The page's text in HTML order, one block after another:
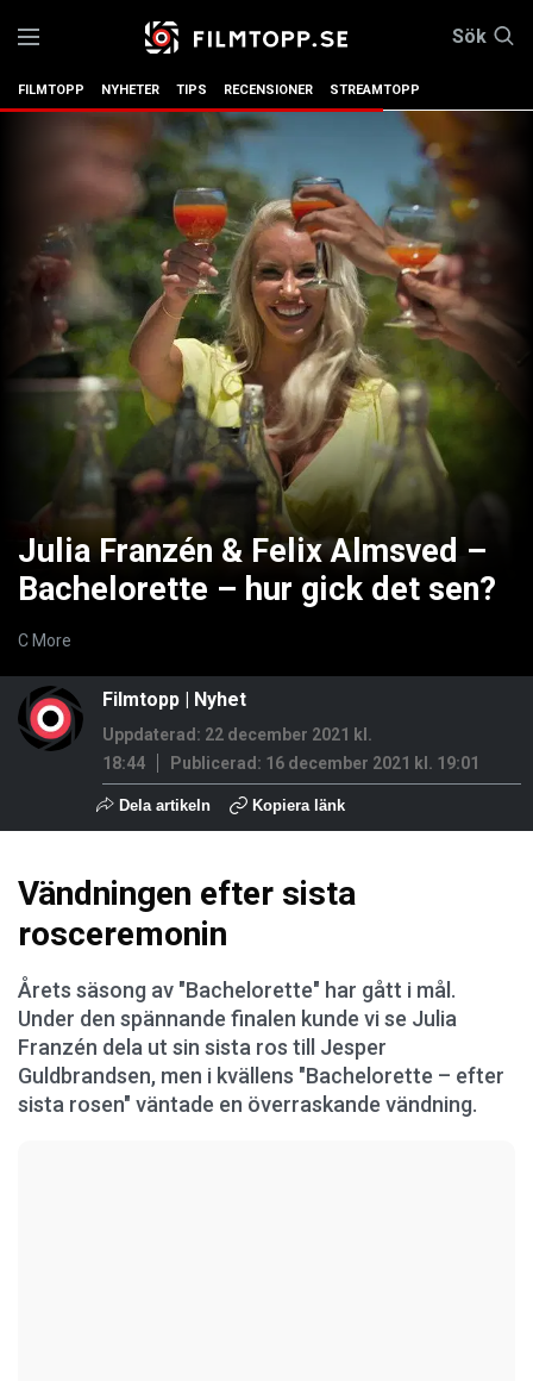
Sök
FILMTOPP NYHETER TIPS RECENSIONER STREAMTOPP
Julia Franzén & Felix Almsved –
Bachelorette – hur gick det sen?
C More
Filmtopp | Nyhet
Uppdaterad: 22 december 2021 kl.
18:44
Publicerad: 16 december 2021 kl. 19:01
Dela artikeln Kopiera länk
Vändningen efter sista
rosceremonin
Årets säsong av "Bachelorette" har gått i mål.
Under den spännande finalen kunde vi se Julia
Franzén dela ut sin sista ros till Jesper
Guldbrandsen, men i kvällens "Bachelorette – efter
sista rosen" väntade en överraskande vändning.